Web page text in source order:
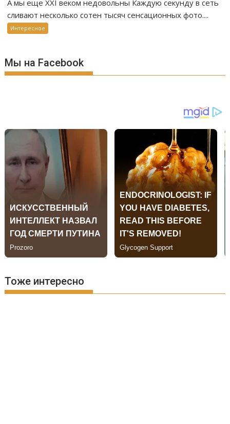
А мы еще XXI веком недовольны Каждую секунду в сеть
сливают несколько сотен тысяч сенсационных фото....
Интересное
Мы на Facebook
Тоже интересно